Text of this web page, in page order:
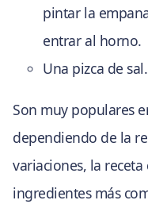
pintar la
entrar al horno.
Una pizca de sal.
Son muy populares
dependiendo de la
variaciones, la
ingredientes más